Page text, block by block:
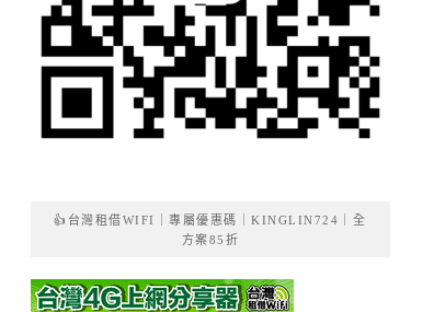
👍台灣租借WIFI｜專屬優惠碼｜KINGLIN724｜全
方案85折